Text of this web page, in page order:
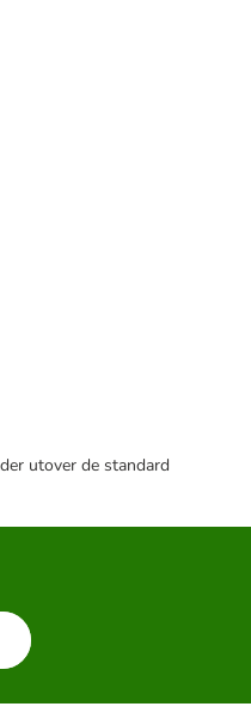
utover de standard